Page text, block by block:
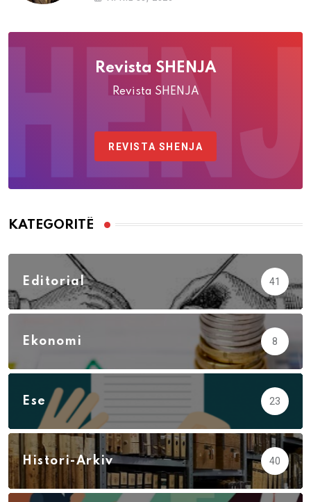
Revista SHENJA
Revista SHENJA
REVISTA SHENJA
KATEGORITË
Editorial 41
Ekonomi 8
Ese 23
Histori-Arkiv 40